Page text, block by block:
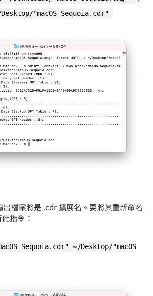
"macOS Sequoia.cdr"
出檔案將是 .cdr 擴展名。要將其重新命名
指令：
Sequoia.cdr" ~/Desktop/"macOS